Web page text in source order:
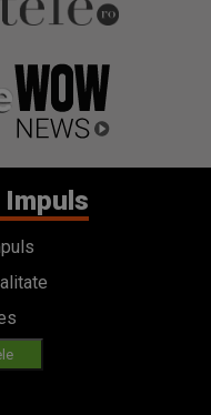
Impuls